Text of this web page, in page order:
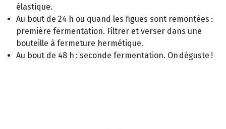
élastique.
Au bout de 24 h ou quand les figues sont remontées :
première fermentation. Filtrer et verser dans une
bouteille à fermeture hermétique.
Au bout de 48 h : seconde fermentation. On déguste !